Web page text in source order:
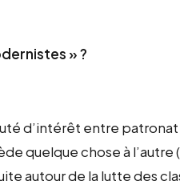
» ?
d’intérêt entre patronat
quelque chose à l’autre
autour de la lutte des